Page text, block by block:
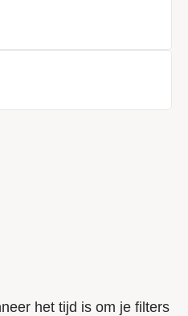
het tijd is om je filters